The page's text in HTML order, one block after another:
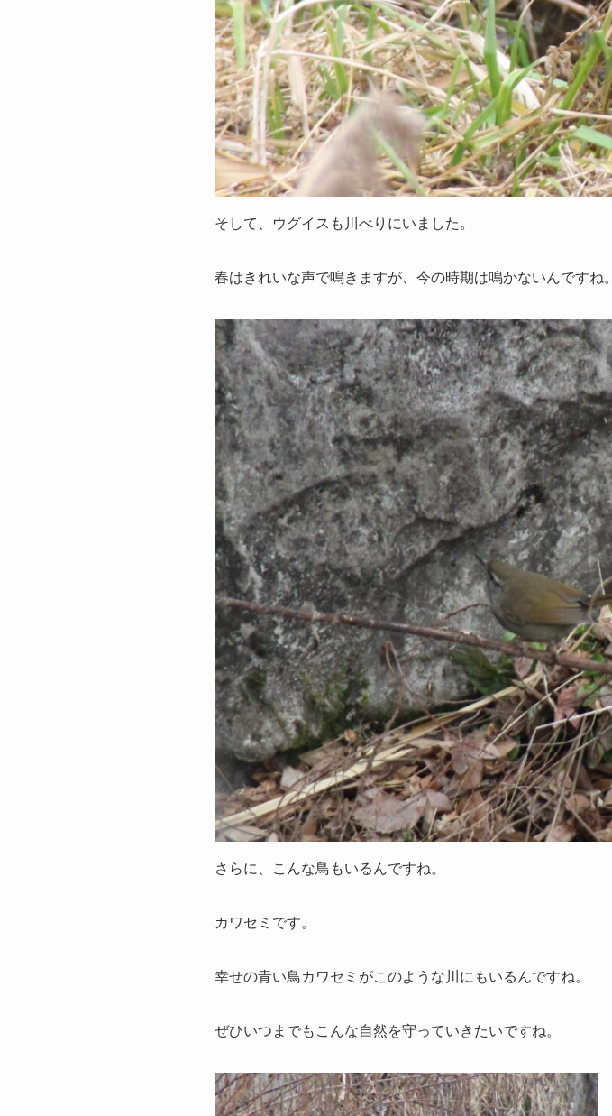
そして、ウグイスも川べりにいました。
春はきれいな声で鳴きますが、今の時期は鳴かないんですね。
さらに、こんな鳥もいるんですね。
カワセミです。
幸せの青い鳥カワセミがこのような川にもいるんですね。
ぜひいつまでもこんな自然を守っていきたいですね。